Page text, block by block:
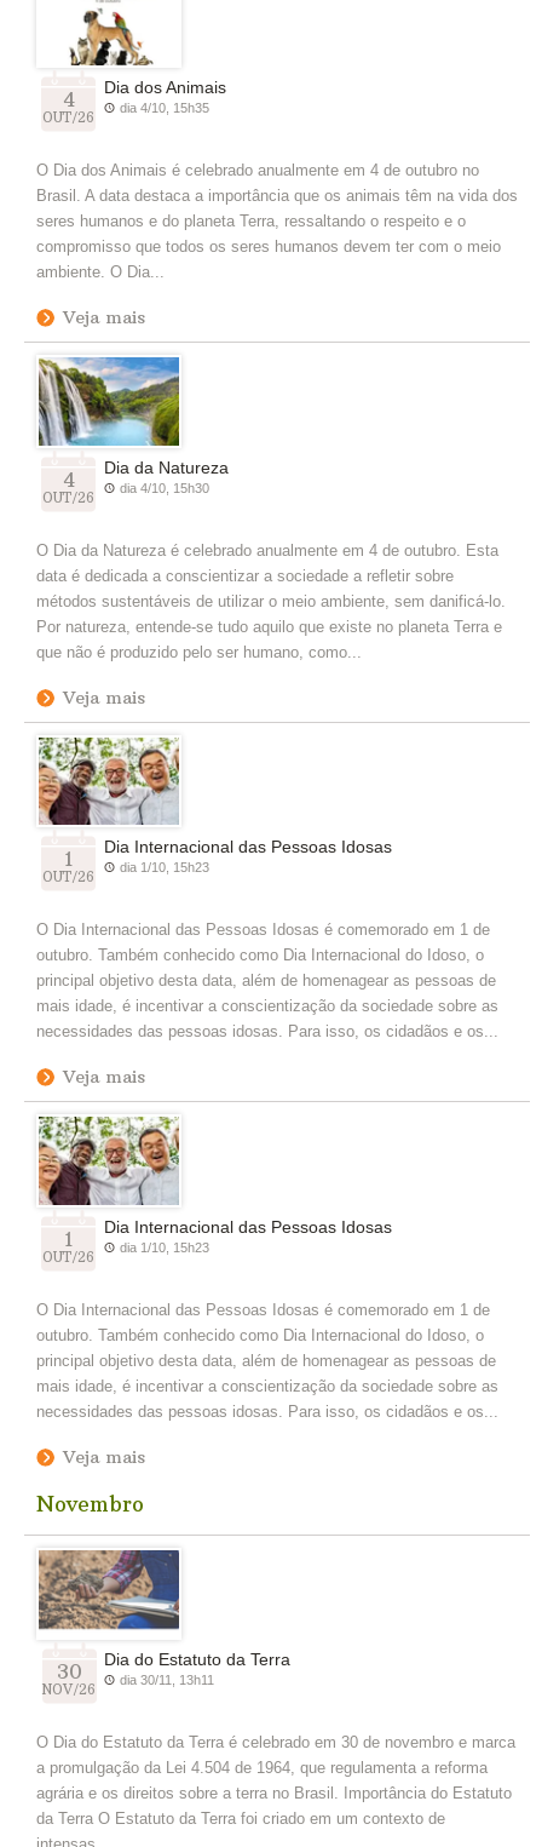
4
OUT/26
Dia dos Animais
dia 4/10, 15h35
O Dia dos Animais é celebrado anualmente em 4 de outubro no
Brasil. A data destaca a importância que os animais têm na vida dos
seres humanos e do planeta Terra, ressaltando o respeito e o
compromisso que todos os seres humanos devem ter com o meio
ambiente. O Dia...
Veja mais
4
OUT/26
Dia da Natureza
dia 4/10, 15h30
O Dia da Natureza é celebrado anualmente em 4 de outubro. Esta
data é dedicada a conscientizar a sociedade a refletir sobre
métodos sustentáveis de utilizar o meio ambiente, sem danificá-lo.
Por natureza, entende-se tudo aquilo que existe no planeta Terra e
que não é produzido pelo ser humano, como...
Veja mais
1
OUT/26
Dia Internacional das Pessoas Idosas
dia 1/10, 15h23
O Dia Internacional das Pessoas Idosas é comemorado em 1 de
outubro. Também conhecido como Dia Internacional do Idoso, o
principal objetivo desta data, além de homenagear as pessoas de
mais idade, é incentivar a conscientização da sociedade sobre as
necessidades das pessoas idosas. Para isso, os cidadãos e os...
Veja mais
1
OUT/26
Dia Internacional das Pessoas Idosas
dia 1/10, 15h23
O Dia Internacional das Pessoas Idosas é comemorado em 1 de
outubro. Também conhecido como Dia Internacional do Idoso, o
principal objetivo desta data, além de homenagear as pessoas de
mais idade, é incentivar a conscientização da sociedade sobre as
necessidades das pessoas idosas. Para isso, os cidadãos e os...
Veja mais
Novembro
30
NOV/26
Dia do Estatuto da Terra
dia 30/11, 13h11
O Dia do Estatuto da Terra é celebrado em 30 de novembro e marca
a promulgação da Lei 4.504 de 1964, que regulamenta a reforma
agrária e os direitos sobre a terra no Brasil. Importância do Estatuto
da Terra O Estatuto da Terra foi criado em um contexto de